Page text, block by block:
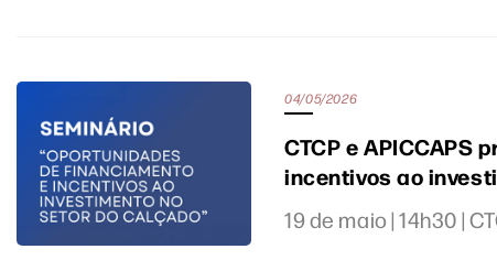
04/05/2026
CTCP e APICCAPS
incentivos ao
19 de maio | 14h30 |